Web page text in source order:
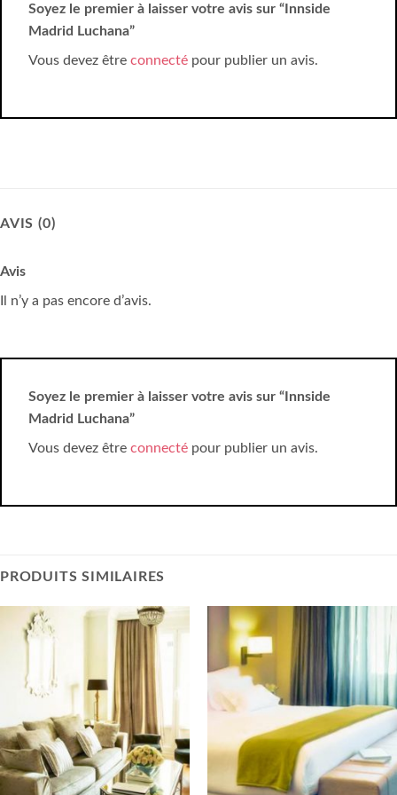
Soyez le premier à laisser votre avis sur “Innside
Madrid Luchana”
Vous devez être connecté pour publier un avis.
AVIS (0)
Avis
Il n’y a pas encore d’avis.
Soyez le premier à laisser votre avis sur “Innside
Madrid Luchana”
Vous devez être connecté pour publier un avis.
PRODUITS SIMILAIRES